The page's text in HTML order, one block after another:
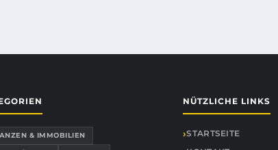
& IMMOBILIEN
NÜTZLICHE LINKS
STARTSEITE